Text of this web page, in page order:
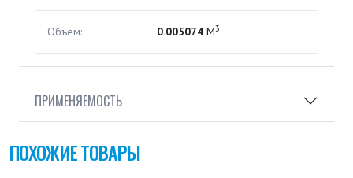
Объём: 0.005074 М3
ПРИМЕНЯЕМОСТЬ
ПОХОЖИЕ ТОВАРЫ